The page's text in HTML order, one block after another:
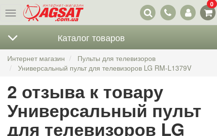
Меню
Наши
контакты
0
Каталог товаров
Интернет магазин
Пульты для телевизоров
Универсальный пульт для телевизоров LG RM-L1379V
2 отзыва к товару
Универсальный пульт
для телевизоров LG